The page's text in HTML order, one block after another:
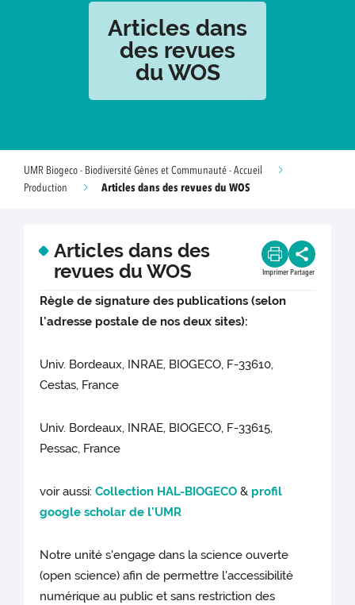
Articles dans
des revues
du WOS
UMR Biogeco - Biodiversité Gènes et Communauté - Accueil
Production
Articles dans des revues du WOS
Articles dans des
revues du WOS
Imprimer Partager
Règle de signature des publications (selon
l'adresse postale de nos deux sites):
Univ. Bordeaux, INRAE, BIOGECO, F-33610,
Cestas, France
Univ. Bordeaux, INRAE, BIOGECO, F-33615,
Pessac, France
voir aussi:Collection HAL-BIOGECO & profil
google scholar de l'UMR
Notre unité s'engage dans la science ouverte
(open science) afin de permettre l'accessibilité
numérique au public et sans restriction des